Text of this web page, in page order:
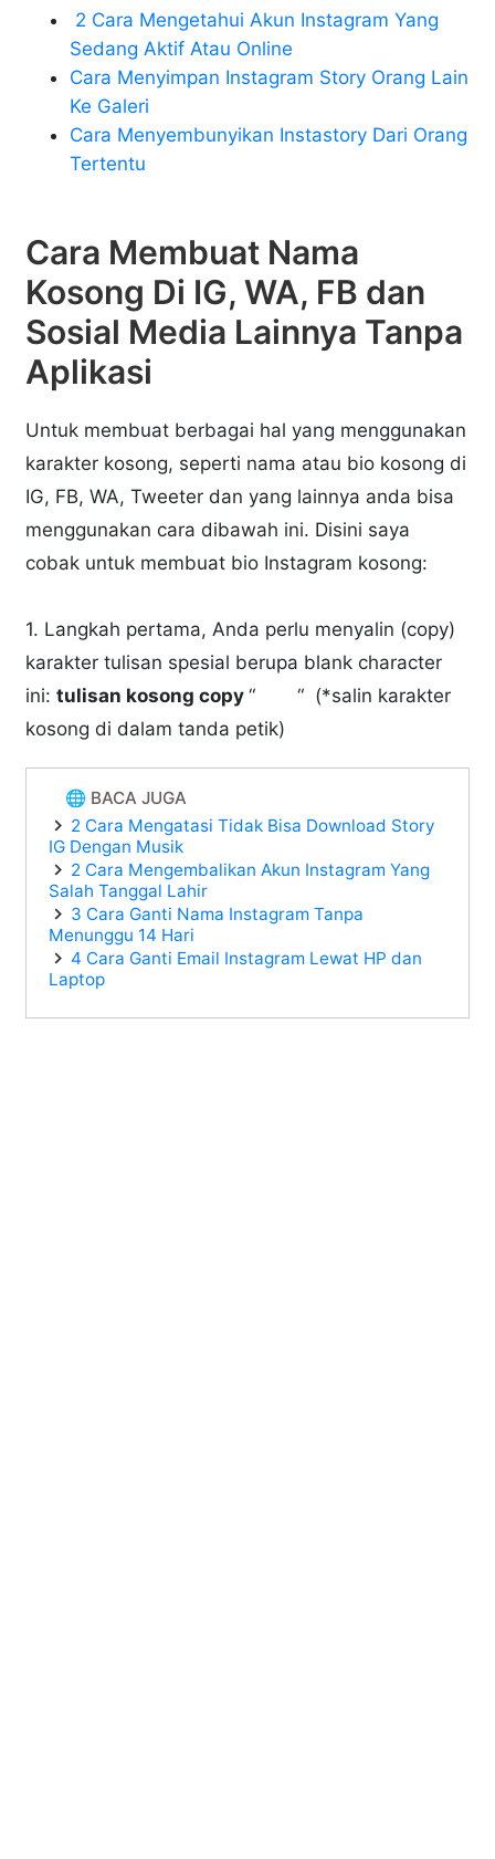
2 Cara Mengetahui Akun Instagram Yang
Sedang Aktif Atau Online
Cara Menyimpan Instagram Story Orang Lain
Ke Galeri
Cara Menyembunyikan Instastory Dari Orang
Tertentu
Cara Membuat Nama
Kosong Di IG, WA, FB dan
Sosial Media Lainnya Tanpa
Aplikasi
Untuk membuat berbagai hal yang menggunakan
karakter kosong, seperti nama atau bio kosong di
IG, FB, WA, Tweeter dan yang lainnya anda bisa
menggunakan cara dibawah ini. Disini saya
cobak untuk membuat bio Instagram kosong:
1. Langkah pertama, Anda perlu menyalin (copy)
karakter tulisan spesial berupa blank character
ini:tulisan kosong copy“‎ ‏ “ (*salin karakter
kosong di dalam tanda petik)
🌐 BACA JUGA
2 Cara Mengatasi Tidak Bisa Download Story
IG Dengan Musik
2 Cara Mengembalikan Akun Instagram Yang
Salah Tanggal Lahir
3 Cara Ganti Nama Instagram Tanpa
Menunggu 14 Hari
4 Cara Ganti Email Instagram Lewat HP dan
Laptop